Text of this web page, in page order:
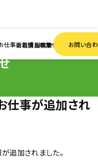
仕事をお探しの方へ
新着情報求人検索事業者一覧お問い合
お仕事が追加され
追加されました。